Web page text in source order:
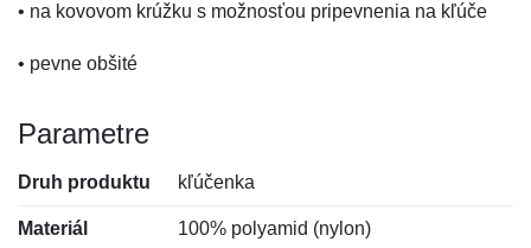
• na kovovom krúžku s možnosťou pripevnenia na kľúče
• pevne obšité
Parametre
Druh produktu kľúčenka
Materiál 100% polyamid (nylon)